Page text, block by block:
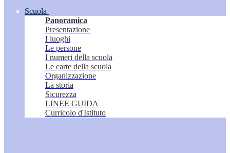
Scuola
Panoramica
Presentazione
I luoghi
Le persone
I numeri della scuola
Le carte della scuola
Organizzazione
La storia
Sicurezza
LINEE GUIDA
Curricolo d'Istituto